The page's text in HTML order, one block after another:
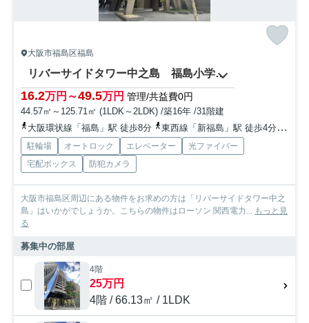
大阪市福島区福島
リバーサイドタワー中之島 福島小学校区
16.2万円～49.5万円 管理/共益費0円
44.57㎡～125.71㎡ (1LDK～2LDK) /築16年 /31階建
大阪環状線「福島」駅 徒歩8分
東西線「新福島」駅 徒歩4分
駐輪場 オートロック エレベーター
光ファイバー
宅配ボックス
防犯カメラ
大阪市福島区周辺にある物件をお求めの方は「リバーサイドタワー中之
島」はいかがでしょうか。こちらの物件はローソン 関西電力...
もっと見
る
募集中の部屋
4階
25万円
4階 / 66.13㎡ / 1LDK